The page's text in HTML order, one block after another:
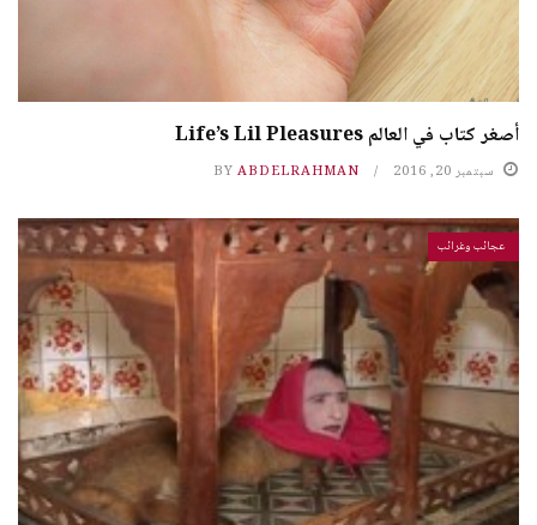
أصغر كتاب في العالم Life’s Lil Pleasures
سبتمبر 20, 2016 BY ABDELRAHMAN
عجائب وغرائب